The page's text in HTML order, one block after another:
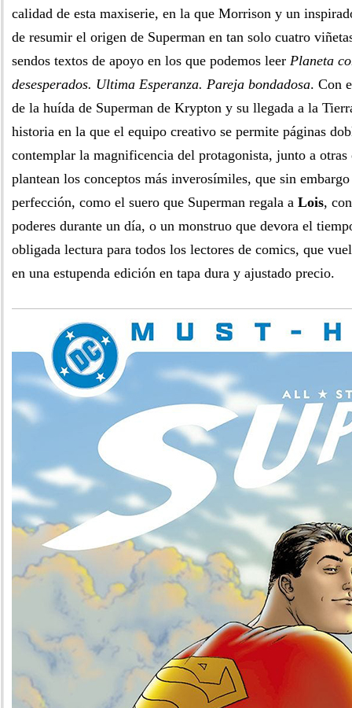
calidad de esta maxiserie, en la que Morrison y un
de resumir el origen de Superman en tan solo cuatro
sendos textos de apoyo en los que podemos leer Planeta
desesperados. Ultima Esperanza. Pareja bondadosa. Con
de la huída de Superman de Krypton y su llegada a la
historia en la que el equipo creativo se permite páginas
contemplar la magnificencia del protagonista, junto a otras
plantean los conceptos más inverosímiles, que sin
perfección, como el suero que Superman regala a Lois,
poderes durante un día, o un monstruo que devora el
obligada lectura para todos los lectores de comics, que
en una estupenda edición en tapa dura y ajustado precio.